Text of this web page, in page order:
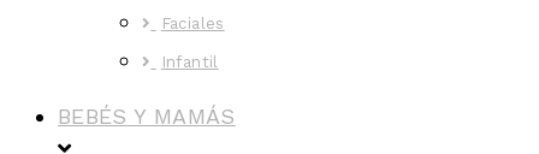
Faciales
Infantil
BEBÉS Y MAMÁS